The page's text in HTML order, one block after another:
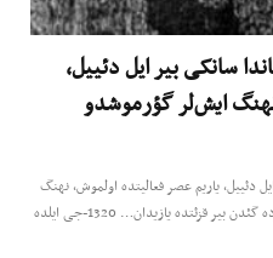
سانکی بیر ایل دئییل،
ایش‌لر گؤرموشدو
دئییل، یاریم عصر فعالیتده اولموش، نهنگ
ایش‌لر گؤرموشدو». غرب مطبوعاتیندا او ایل‌لرده گئدن بیر قزئتده یازیدان… 1320-جی ایلده